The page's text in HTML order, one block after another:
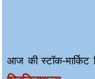
आज की स्टॉक-